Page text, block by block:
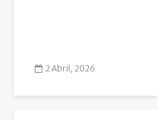
2 Abril, 2026